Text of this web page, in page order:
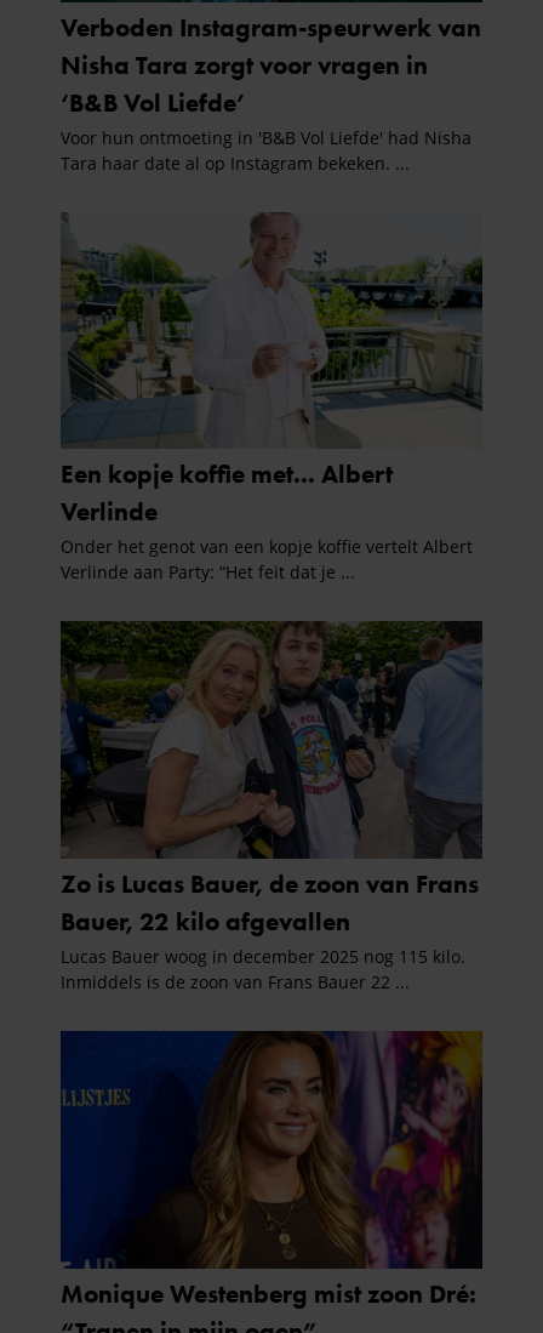
informatie die u aan ze heeft verstrekt of die ze hebben
verzameld op basis van uw gebruik van hun services. U
gaat akkoord met onze cookies als u onze website blijft
gebruiken.